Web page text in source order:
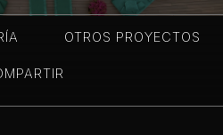
OTROS PROYECTOS